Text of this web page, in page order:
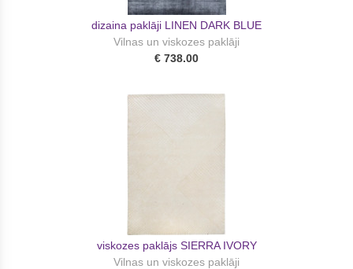
dizaina paklāji LINEN DARK BLUE
Vilnas un viskozes paklāji
€ 738.00
viskozes paklājs SIERRA IVORY
Vilnas un viskozes paklāji